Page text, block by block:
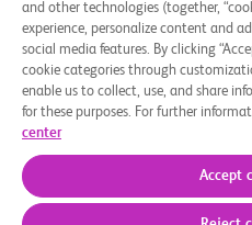
Überblick
CC-90011-SCLC-001 is a
dose finding study to assess
and other technologies (together,
experience, personalize content and
social media features. By clicking
cookie categories through
enable us to collect, use, and share
for these purposes. For further
center
Accept